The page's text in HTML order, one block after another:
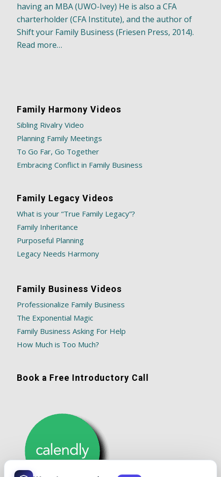
having an MBA (UWO-Ivey) He is also a CFA
charterholder (CFA Institute), and the author of
Shift your Family Business (Friesen Press, 2014).
Read more…
Family Harmony Videos
Sibling Rivalry Video
Planning Family Meetings
To Go Far, Go Together
Embracing Conflict in Family Business
Family Legacy Videos
What is your “True Family Legacy”?
Family Inheritance
Purposeful Planning
Legacy Needs Harmony
Family Business Videos
Professionalize Family Business
The Exponential Magic
Family Business Asking For Help
How Much is Too Much?
Book a Free Introductory Call